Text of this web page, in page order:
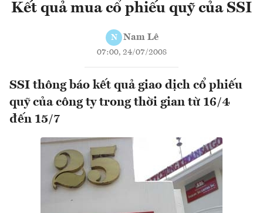
Kết quả mua cổ phiếu quỹ của SSI
N Nam Lê
07:00, 24/07/2008
SSI thông báo kết quả giao dịch cổ phiếu
quỹ của công ty trong thời gian từ 16/4
đến 15/7